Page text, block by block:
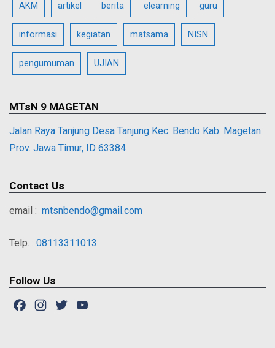
AKM artikel berita elearning guru
informasi kegiatan matsama NISN
pengumuman UJIAN
MTsN 9 MAGETAN
Jalan Raya Tanjung Desa Tanjung Kec. Bendo Kab. Magetan
Prov. Jawa Timur, ID 63384
Contact Us
email : mtsnbendo@gmail.com
Telp. : 08113311013
Follow Us
FacebookInstagram
Twitter